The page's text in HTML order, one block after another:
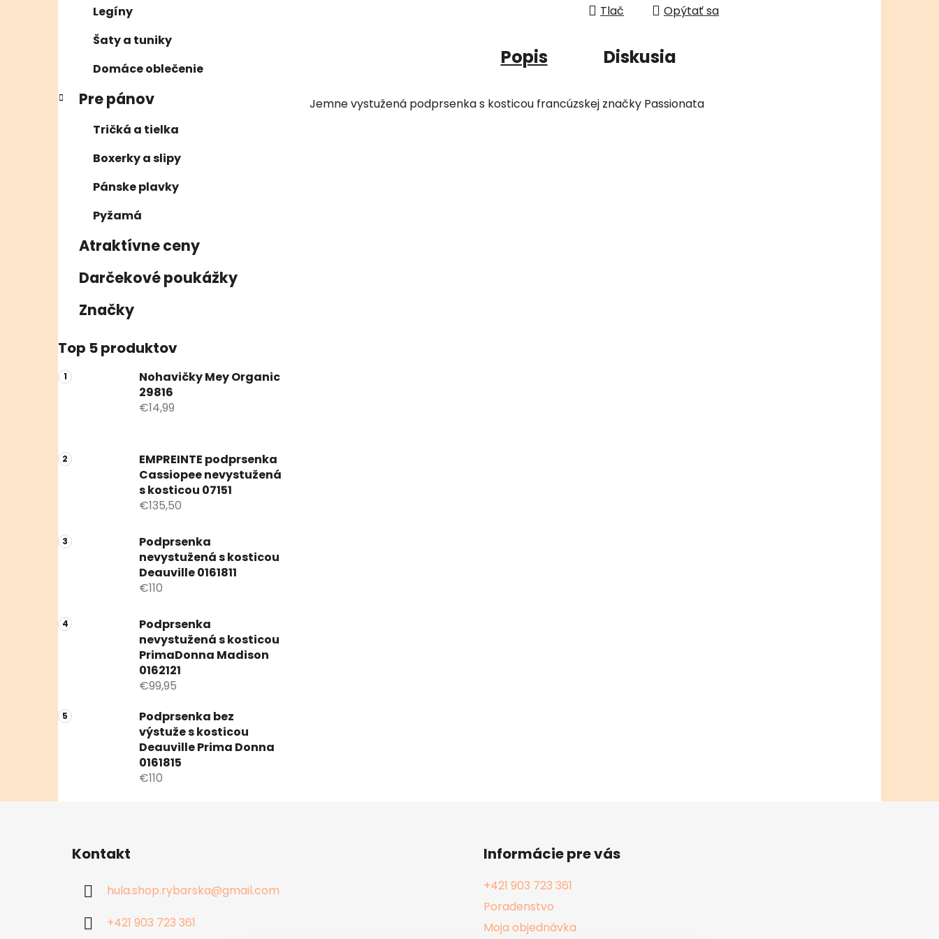
Legíny
Šaty a tuniky
Domáce oblečenie
Pre pánov
Tričká a tielka
Boxerky a slipy
Pánske plavky
Pyžamá
Atraktívne ceny
Darčekové poukážky
Značky
Top 5 produktov
Nohavičky Mey Organic
29816
€14,99
EMPREINTE podprsenka
Cassiopee nevystužená
s kosticou 07151
€135,50
Podprsenka
nevystužená s kosticou
Deauville 0161811
€110
Podprsenka
nevystužená s kosticou
PrimaDonna Madison
0162121
€99,95
Podprsenka bez
výstuže s kosticou
Deauville Prima Donna
0161815
€110
Tlač Opýtať sa
Popis Diskusia
Jemne vystužená podprsenka s kosticou francúzskej značky Passionata
Kontakt
hula.shop.rybarska@gmail.com
+421 903 723 361
Informácie pre vás
+421 903 723 361
Poradenstvo
Moja objednávka